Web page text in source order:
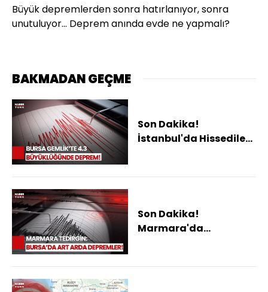
Büyük depremlerden sonra hatırlanıyor, sonra
unutuluyor... Deprem anında evde ne yapmalı?
BAKMADAN GEÇME
Son Dakika!
İstanbul'da Hissedilen
Son Dakika!
Marmara'da